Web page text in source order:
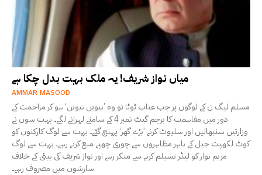
میاں نواز شریف! یہ ملک بہت بدل چکا ہے
AMMAR MASOOD
مسلم لیگ ن کے لوگوں پر جب عتاب ٹوٹا تو وہ ’نیویں نیویں‘ ہو کر مزاحمت کے
دور میں مفاہمت کا پرچم گیٹ نمبر 4 کے سامنے لہرانے لگے۔ بہت سوں نے
وزارتیں سنبھالیں اور سلیوٹ کرنے ’بڑے گھر‘ پہنچ گئے۔ بہت سے لوگ کارکنوں کو
کوٹ لکھپت جیل کے باہر مظاہروں سے چوری چھپے منع کرتے رہے۔ بہت سے لوگ
مریم نواز کو لیڈر تسیلم کرنے سے منکر رہے اور نواز شریف کی بیٹی کے خلاف
سازشوں میں مصروف رہے۔